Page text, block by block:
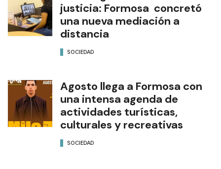
justicia: Formosa concretó
una nueva mediación a
distancia
SOCIEDAD
Agosto llega a Formosa con
una intensa agenda de
actividades turísticas,
culturales y recreativas
SOCIEDAD